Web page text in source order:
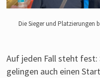
Die Sieger und Platzierungen
Auf jeden Fall steht
gelingen auch einen